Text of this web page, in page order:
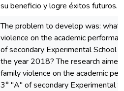
su beneficio y logre éxitos futuros.
The problem to develop was: what
violence on the academic
of secondary Experimental School
the year 2018? The research
family violence on the academic
3° "A" of secondary Experimental